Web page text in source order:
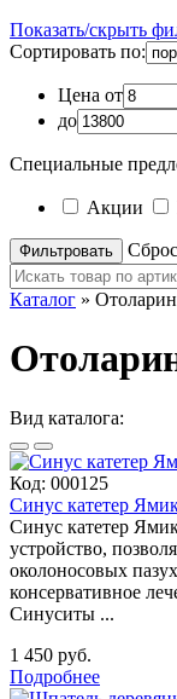
Показать/скрыть
Сортировать по:
Цена от
до
Специальные
Акции
Каталог »
Вид каталога:
Код: 000125
Синус катетер
Синус катетер
устройство,
околоносовых
консервативное
Синуситы ...
1 450 руб.
Подробнее